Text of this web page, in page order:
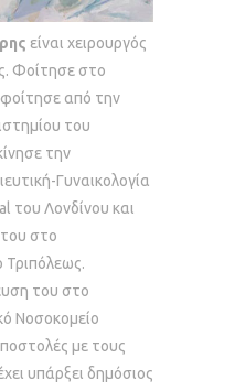
είναι χειρουργός
Φοίτησε στο
από την
του
την
Γυναικολογία
του Λονδίνου και
του στο
Τριπόλεως.
του στο
Νοσοκομείο
με τους
υπάρξει δημόσιος